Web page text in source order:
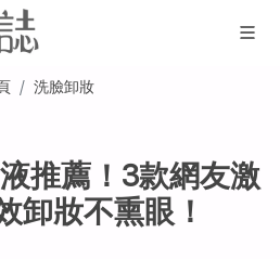
洗臉卸妝
推薦！3款網友激
卸妝不熏眼！